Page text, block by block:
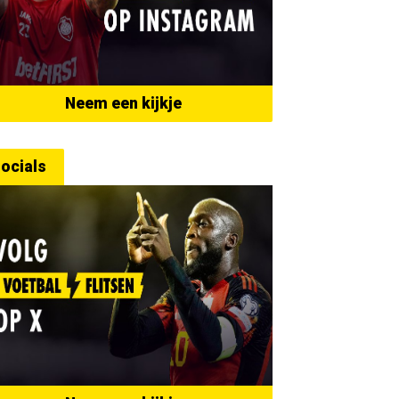
Neem een kijkje